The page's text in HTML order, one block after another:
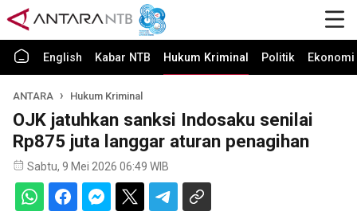
English Kabar NTB Hukum Kriminal Politik
ANTARA Hukum Kriminal
OJK jatuhkan sanksi Indosaku senilai
Rp875 juta langgar aturan penagihan
Sabtu, 9 Mei 2026 06:49 WIB